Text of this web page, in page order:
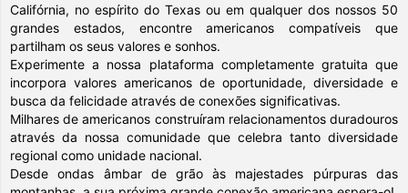
Califórnia, no espírito do Texas ou em qualquer dos nossos 50
grandes estados, encontre americanos compatíveis que
partilham os seus valores e sonhos.
Experimente a nossa plataforma completamente gratuita que
incorpora valores americanos de oportunidade, diversidade e
busca da felicidade através de conexões significativas.
Milhares de americanos construíram relacionamentos duradouros
através da nossa comunidade que celebra tanto diversidade
regional como unidade nacional.
Desde ondas âmbar de grão às majestades púrpuras das